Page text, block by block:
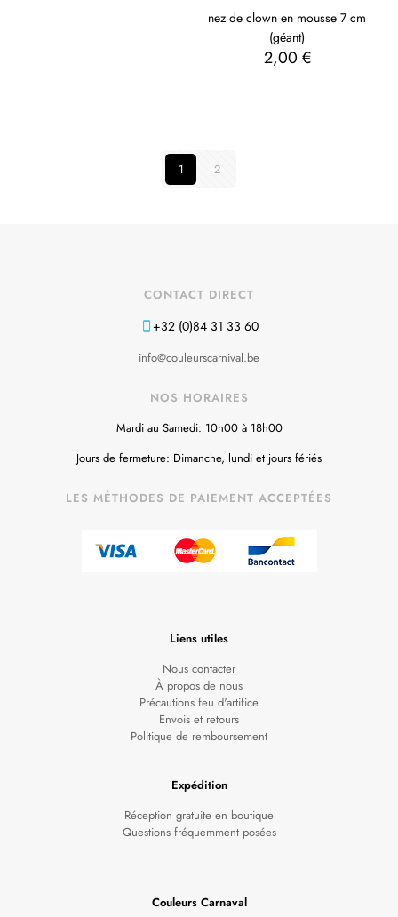
nez de clown en mousse 7 cm
(géant)
2,00 €
1 2
CONTACT DIRECT
+32 (0)84 31 33 60
info@couleurscarnival.be
NOS HORAIRES
Mardi au Samedi: 10h00 à 18h00
Jours de fermeture: Dimanche, lundi et jours fériés
LES MÉTHODES DE PAIEMENT ACCEPTÉES
Liens utiles
Nous contacter
À propos de nous
Précautions feu d'artifice
Envois et retours
Politique de remboursement
Expédition
Réception gratuite en boutique
Questions fréquemment posées
Couleurs Carnaval